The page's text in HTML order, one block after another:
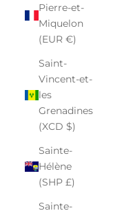
Pierre-et-
Miquelon
(EUR €)
Saint-
Vincent-et-
les
Grenadines
(XCD $)
Sainte-
Hélène
(SHP £)
Sainte-